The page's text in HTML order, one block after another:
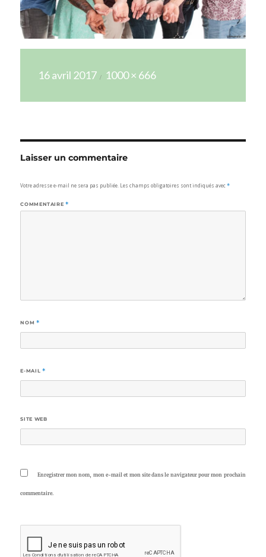
le
16 avril 2017
réelle
1000 × 666
Laisser un commentaire
Votre adresse e-mail ne sera pas publiée. Les champs obligatoires sont indiqués avec*
COMMENTAIRE *
NOM *
E-MAIL *
SITE WEB
Enregistrer mon nom, mon e-mail et mon site dans le navigateur pour mon prochain
commentaire.